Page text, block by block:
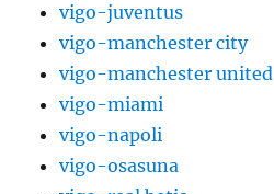
vigo-juventus
vigo-manchester city
vigo-manchester united
vigo-miami
vigo-napoli
vigo-osasuna